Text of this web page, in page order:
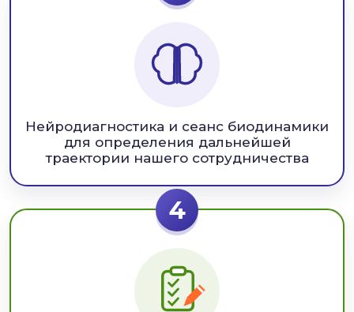
Нейродиагностика и сеанс биодинамики
для определения дальнейшей
траектории нашего сотрудничества
4